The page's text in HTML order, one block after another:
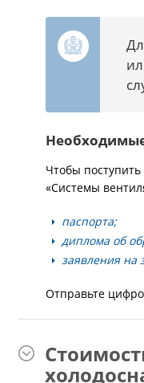
Чтобы
«Системы
паспорта;
диплома об
заявления на
Отправьте